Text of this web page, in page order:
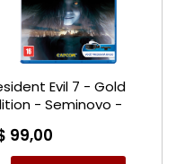
Evil 7 - Gold
- Seminovo -
99,00